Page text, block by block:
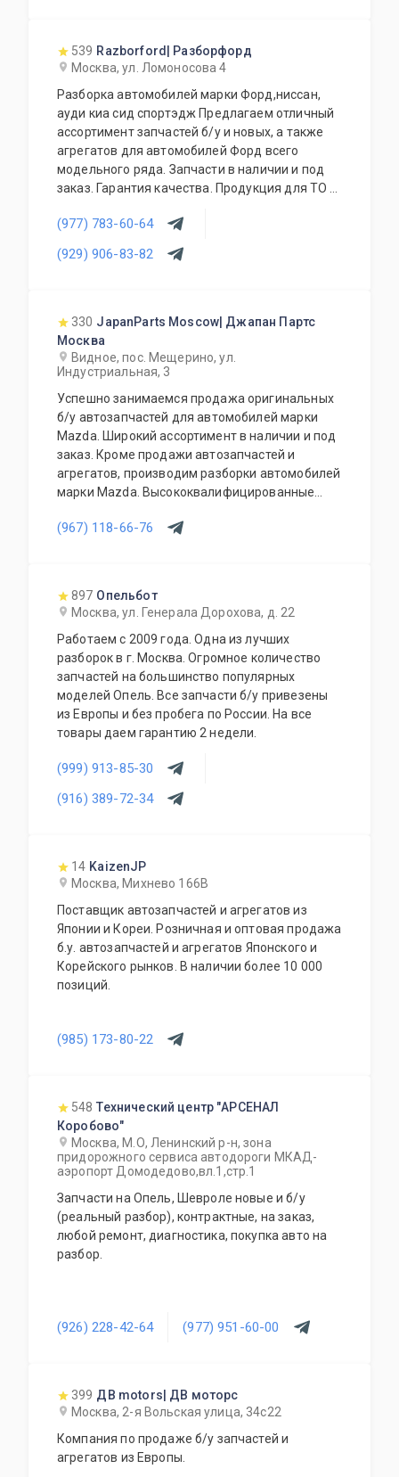
539 Razborford| Разборфорд
Москва, ул. Ломоносова 4
Разборка автомобилей марки Форд,ниссан,
ауди киа сид спортэдж Предлагаем отличный
ассортимент запчастей б/у и новых, а также
агрегатов для автомобилей Форд всего
модельного ряда. Запчасти в наличии и под
заказ. Гарантия качества. Продукция для ТО и
автомобилей. Доступные цены. Работа с
региональными клиентами. Приезжайте к нам
- квалифицированные специалисты помогут с
(977) 783-60-64
(929) 906-83-82
330 JapanParts Moscow| Джапан Партс
Москва
Видное, пос. Мещерино, ул.
Индустриальная, 3
Успешно занимаемся продажа оригинальных
б/у автозапчастей для автомобилей марки
Mazda. Широкий ассортимент в наличии и под
заказ. Кроме продажи автозапчастей и
агрегатов, производим разборки автомобилей
марки Mazda. Высококвалифицированные
его виды. В нашем автосервисе проводится
дополнительное оборудование для Вашего
автомобиля. Гарантия качества на все услуги
и продукцию. Квалифицированные
специалисты. Мы работаем для Вас каждый
день.
(967) 118-66-76
897 Опельбот
Москва, ул. Генерала Дорохова, д. 22
Работаем с 2009 года. Одна из лучших
разборок в г. Москва. Огромное количество
запчастей на большинство популярных
моделей Опель. Все запчасти б/у привезены
из Европы и без пробега по России. На все
товары даем гарантию 2 недели.
(999) 913-85-30
(916) 389-72-34
14 KaizenJP
Москва, Михнево 166В
Поставщик автозапчастей и агрегатов из
Японии и Кореи. Розничная и оптовая продажа
б.у. автозапчастей и агрегатов Японского и
Корейского рынков. В наличии более 10 000
позиций.
(985) 173-80-22
548 Технический центр "АРСЕНАЛ
Коробово"
Москва, М.О, Ленинский р-н, зона
придорожного сервиса автодороги МКАД-
аэропорт Домодедово,вл.1,стр.1
Запчасти на Опель, Шевроле новые и б/у
(реальный разбор), контрактные, на заказ,
любой ремонт, диагностика, покупка авто на
разбор.
(926) 228-42-64 (977) 951-60-00
399 ДВ motors| ДВ моторс
Москва, 2-я Вольская улица, 34с22
Компания по продаже б/у запчастей и
агрегатов из Европы.